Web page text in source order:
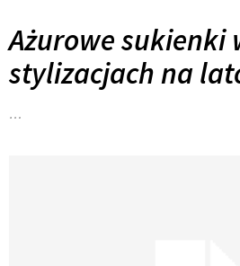
Ażurowe sukienki
stylizacjach na
…